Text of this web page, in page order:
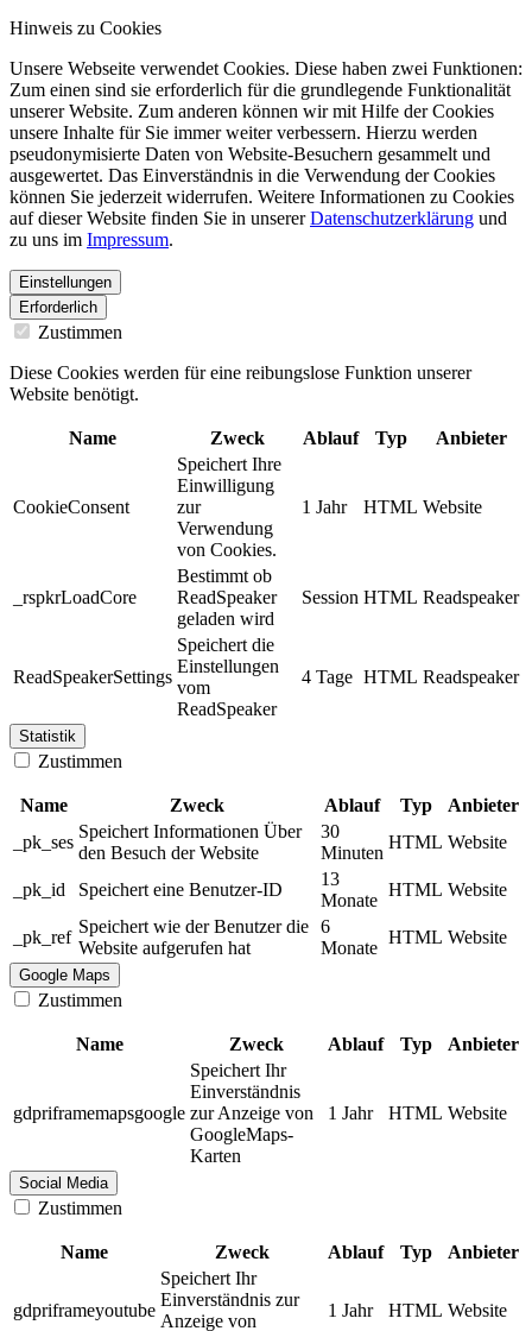
Hinweis zu Cookies
Unsere Webseite verwendet Cookies. Diese haben zwei Funktionen:
Zum einen sind sie erforderlich für die grundlegende Funktionalität
unserer Website. Zum anderen können wir mit Hilfe der Cookies
unsere Inhalte für Sie immer weiter verbessern. Hierzu werden
pseudonymisierte Daten von Website-Besuchern gesammelt und
ausgewertet. Das Einverständnis in die Verwendung der Cookies
können Sie jederzeit widerrufen. Weitere Informationen zu Cookies
auf dieser Website finden Sie in unsererDatenschutzerklärung und
zu uns im Impressum.
Einstellungen
Erforderlich
Zustimmen
Diese Cookies werden für eine reibungslose Funktion unserer
Website benötigt.
Name Zweck Ablauf Typ Anbieter
CookieConsent
Speichert Ihre
Einwilligung
zur
Verwendung
von Cookies.
1 Jahr HTML Website
_rspkrLoadCore
Bestimmt ob
ReadSpeaker
geladen wird
Session HTML Readspeaker
ReadSpeakerSettings
Speichert die
Einstellungen
vom
ReadSpeaker
4 Tage HTML Readspeaker
Statistik
Zustimmen
Name Zweck Ablauf Typ
Anbieter
_pk_ses
Speichert Informationen Über
den Besuch der Website
30
Minuten
HTML Website
_pk_id Speichert eine Benutzer-ID
13
Monate
HTML Website
_pk_ref
Speichert wie der Benutzer die
Website aufgerufen hat
6
Monate
HTML Website
Google Maps
Zustimmen
Name Zweck Ablauf Typ Anbieter
gdpriframemapsgoogle
Speichert Ihr
Einverständnis
zur Anzeige von
GoogleMaps-
Karten
1 Jahr HTML Website
Social Media
Zustimmen
Name Zweck Ablauf Typ Anbieter
gdpriframeyoutube
Speichert Ihr
Einverständnis zur
Anzeige von
1 Jahr HTML Website